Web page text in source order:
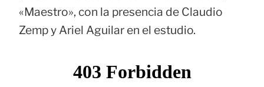
«Maestro», con la presencia de Claudio
Zemp y Ariel Aguilar en el estudio.